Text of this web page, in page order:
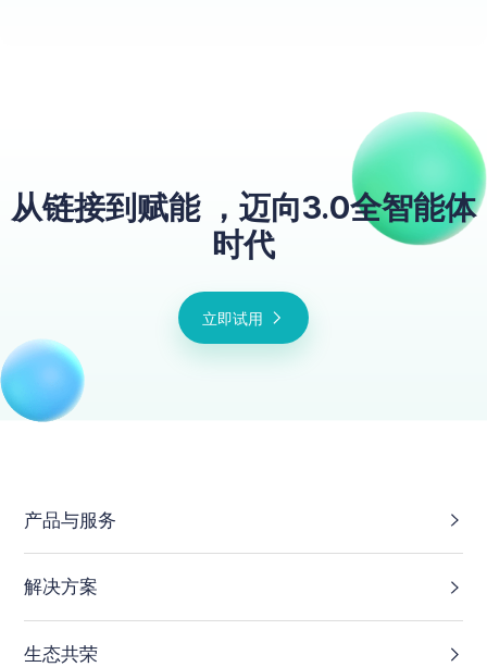
从链接到赋能 ，迈向3.0全智能体
时代
立即试用
产品与服务
解决方案
生态共荣